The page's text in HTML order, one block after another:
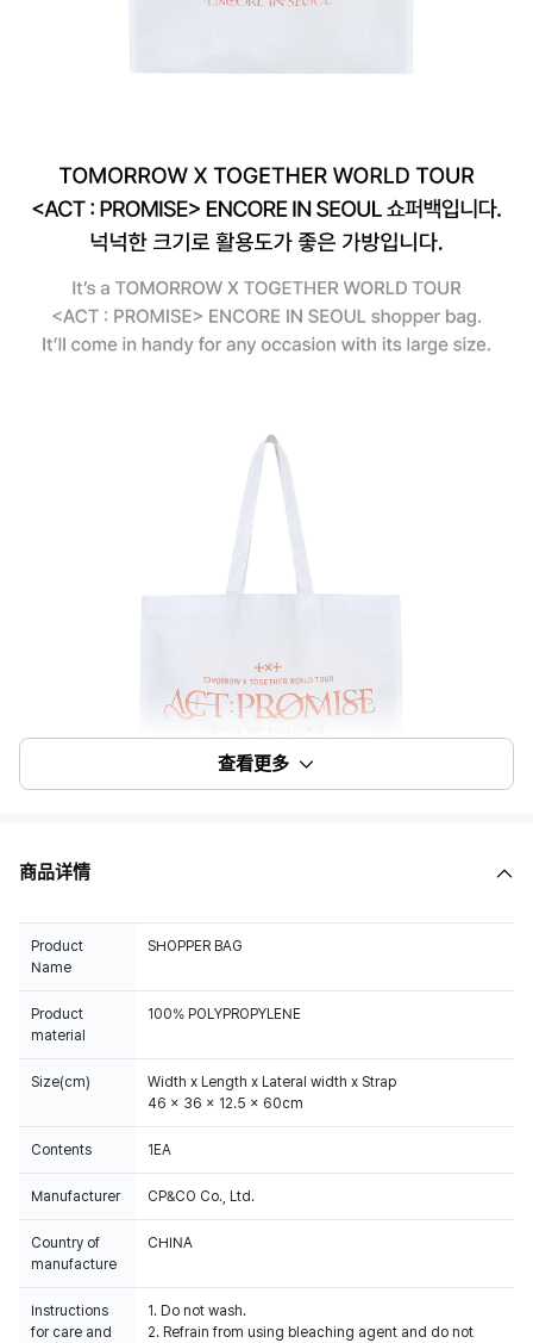
查看更多
商品详情
Product
Name
SHOPPER BAG
Product
material
100% POLYPROPYLENE
Size(cm)
Width x Length x Lateral width x Strap
46 x 36 x 12.5 x 60cm
Contents 1EA
Manufacturer CP&CO Co., Ltd.
Country of
manufacture
CHINA
Instructions
for care and
1. Do not wash.
2. Refrain from using bleaching agent and do not